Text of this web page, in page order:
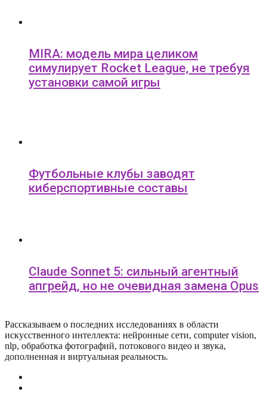
MIRA: модель мира целиком
симулирует Rocket League, не требуя
установки самой игры
Футбольные клубы заводят
киберспортивные составы
Claude Sonnet 5: сильный агентный
апгрейд, но не очевидная замена Opus
Рассказываем о последних исследованиях в области
искусcтвенного интеллекта: нейронные сети, computer vision,
nlp, обработка фотографий, потокового видео и звука,
дополненная и виртуальная реальность.